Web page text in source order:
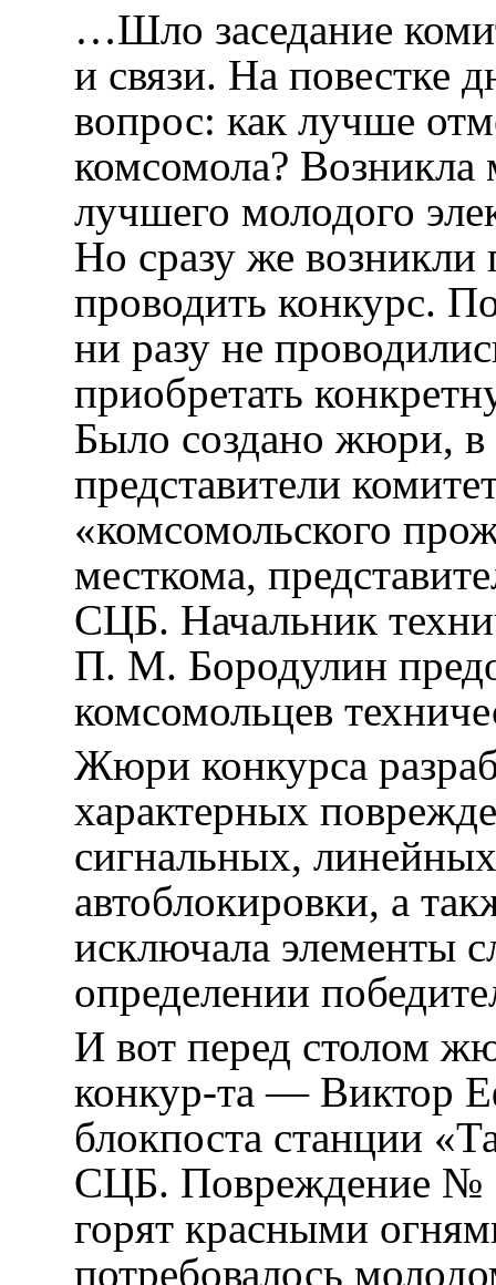
…Шло заседание
и связи. На повестке
вопрос: как лучше
комсомола? Возникла
лучшего молодого
Но сразу же возникли
проводить конкурс.
ни разу не
приобретать
Было создано жюри, в
представители
«комсомольского
месткома,
СЦБ. Начальник
П. М. Бородулин
комсомольцев
Жюри конкурса
характерных
сигнальных,
автоблокировки, а
исключала элементы
определении
И вот перед столом
конкур-та — Виктор
блокпоста станции
СЦБ. Повреждение
горят красными
потребовалось